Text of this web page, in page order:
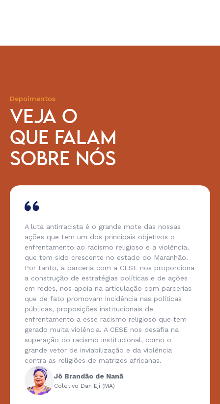
Depoimentos
VEJA O
QUE FALAM
SOBRE NÓS
A luta antirracista é o grande mote das nossas
ações que tem um dos principais objetivos o
enfrentamento ao racismo religioso e a violência,
que tem sido crescente no estado do Maranhão.
Por tanto, a parceria com a CESE nos proporciona
a construção de estratégias políticas e de ações
em redes, nos apoia na articulação com parcerias
que de fato promovam incidência nas políticas
públicas, proposições institucionais de
enfrentamento a esse racismo religioso que tem
gerado muita violência. A CESE nos desafia na
superação do racismo institucional, como o
grande vetor de inviabilização e da violência
contra as religiões de matrizes africanas.
Jô Brandão de Nanã
Coletivo Dan Eji (MA)